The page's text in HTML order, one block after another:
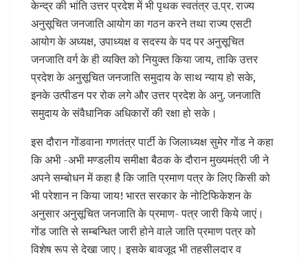
केन्द्र की भांति उत्तर प्रदेश में भी पृथक स्वतंत्र उ.प्र. राज्य
अनुसूचित जनजाति आयोग का गठन करने तथा राज्य एसटी
आयोग के अध्यक्ष, उपाध्यक्ष व सदस्य के पद पर अनुसूचित
जनजाति वर्ग के ही व्यक्ति को नियुक्त किया जाय, ताकि उत्तर
प्रदेश के अनुसूचित जनजाति समुदाय के साथ न्याय हो सके,
इनके उत्पीडन पर रोक लगे और उत्तर प्रदेश के अनु. जनजाति
समुदाय के संवैधानिक अधिकारों की रक्षा हो सके।
इस दौरान गोंडवाना गणतंत्र पार्टी के जिलाध्यक्ष सुमेर गोंड ने कहा
कि अभी -अभी मण्डलीय समीक्षा बैठक के दौरान मुख्यमंत्री जी ने
अपने सम्बोधन में कहा है कि जाति प्रमाण पत्र के लिए किसी को
भी परेशान न किया जाय! भारत सरकार के नोटिफिकेशन के
अनुसार अनुसूचित जनजाति के प्रमाण- पत्र जारी किये जाएं।
गोंड जाति से सम्बन्धित जारी होने वाले जाति प्रमाण पत्र को
विशेष रूप से देखा जाए। इसके बावजूद भी तहसीलदार व